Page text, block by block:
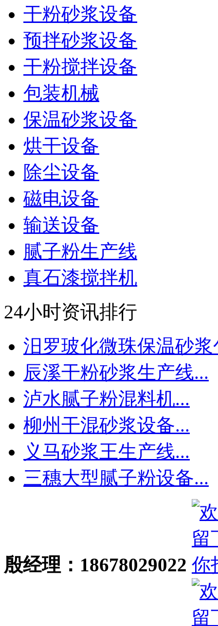
干粉砂浆设备
预拌砂浆设备
干粉搅拌设备
包装机械
保温砂浆设备
烘干设备
除尘设备
磁电设备
输送设备
腻子粉生产线
真石漆搅拌机
24小时资讯排行
汨罗玻化微珠保温砂浆
辰溪干粉砂浆生产线...
泸水腻子粉混料机...
柳州干混砂浆设备...
义马砂浆王生产线...
三穗大型腻子粉设备...
殷经理：18678029022